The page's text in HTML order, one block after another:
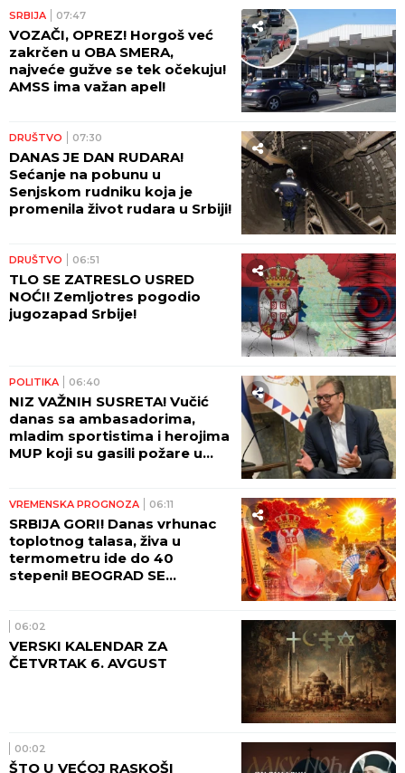
SRBIJA 07:47
VOZAČI, OPREZ! Horgoš već
zakrčen u OBA SMERA,
najveće gužve se tek očekuju!
AMSS ima važan apel!
DRUŠTVO 07:30
DANAS JE DAN RUDARA!
Sećanje na pobunu u
Senjskom rudniku koja je
promenila život rudara u Srbiji!
DRUŠTVO 06:51
TLO SE ZATRESLO USRED
NOĆI! Zemljotres pogodio
jugozapad Srbije!
POLITIKA 06:40
NIZ VAŽNIH SUSRETA! Vučić
danas sa ambasadorima,
mladim sportistima i herojima
MUP koji su gasili požare u
VREMENSKA PROGNOZA 06:11
SRBIJA GORI! Danas vrhunac
toplotnog talasa, živa u
termometru ide do 40
stepeni! BEOGRAD SE
izmerena!
06:02
VERSKI KALENDAR ZA
ČETVRTAK 6. AVGUST
00:02
ŠTO U VEĆOJ RASKOŠI